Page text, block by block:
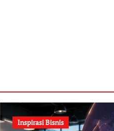
Inspirasi Bisnis